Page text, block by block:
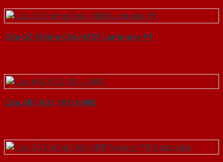
Cửa Gỗ Chống Cháy MDF Laminate P1
Cửa ABS KOS 101 U6405